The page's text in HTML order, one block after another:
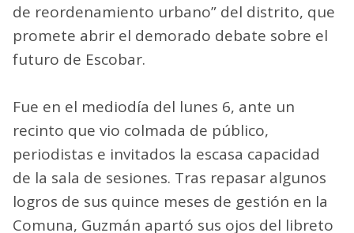
de reordenamiento urbano” del distrito, que
promete abrir el demorado debate sobre el
futuro de Escobar.
Fue en el mediodía del lunes 6, ante un
recinto que vio colmada de público,
periodistas e invitados la escasa capacidad
de la sala de sesiones. Tras repasar algunos
logros de sus quince meses de gestión en la
Comuna, Guzmán apartó sus ojos del libreto